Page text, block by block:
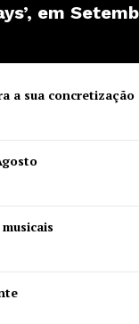
agora!
em
a sua concretização